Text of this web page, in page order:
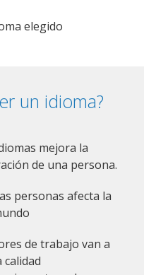
elegido
un idioma?
mejora la
de una persona.
personas afecta la
de trabajo van a